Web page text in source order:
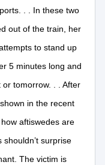
. . In these two
out of the train, her
to stand up
5 minutes long and
tomorrow. . . After
in the recent
aftiswedes are
surprise
The victim is